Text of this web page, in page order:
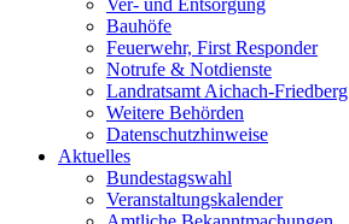
Ver- und Entsorgung
Bauhöfe
Feuerwehr, First Responder
Notrufe & Notdienste
Landratsamt Aichach-Friedberg
Weitere Behörden
Datenschutzhinweise
Aktuelles
Bundestagswahl
Veranstaltungskalender